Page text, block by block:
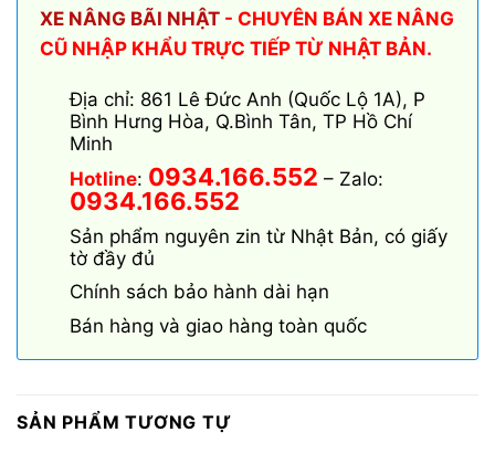
XE NÂNG BÃI NHẬT - CHUYÊN BÁN XE NÂNG
CŨ NHẬP KHẨU TRỰC TIẾP TỪ NHẬT BẢN.
Địa chỉ: 861 Lê Đức Anh (Quốc Lộ 1A), P
Bình Hưng Hòa, Q.Bình Tân, TP Hồ Chí
Minh
Hotline: 0934.166.552 – Zalo:
0934.166.552
Sản phẩm nguyên zin từ Nhật Bản, có giấy
tờ đầy đủ
Chính sách bảo hành dài hạn
Bán hàng và giao hàng toàn quốc
SẢN PHẨM TƯƠNG TỰ